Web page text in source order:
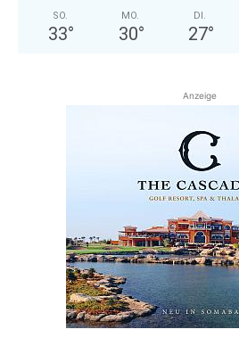
SO.
33°
MO.
30°
DI.
27°
Anzeige